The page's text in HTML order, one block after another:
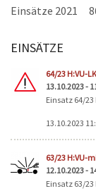
Einsätze 2021
EINSÄTZE
64/23 H:VU-
13.10.2023 -
Einsatz 64/
13.10.2023
63/23 H:VU-
12.10.2023 -
Einsatz 63/
Seiten